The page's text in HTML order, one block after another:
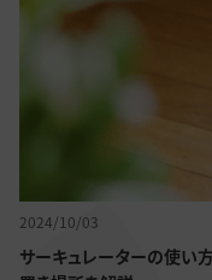
2024/10/03
サーキュレーターの使い